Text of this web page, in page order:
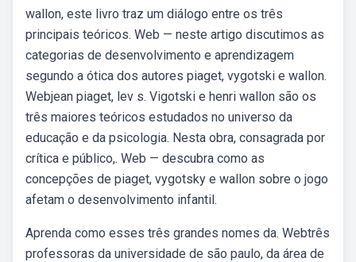
wallon, este livro traz um diálogo entre os três
principais teóricos. Web — neste artigo discutimos as
categorias de desenvolvimento e aprendizagem
segundo a ótica dos autores piaget, vygotski e wallon.
Webjean piaget, lev s. Vigotski e henri wallon são os
três maiores teóricos estudados no universo da
educação e da psicologia. Nesta obra, consagrada por
crítica e público,. Web — descubra como as
concepções de piaget, vygotsky e wallon sobre o jogo
afetam o desenvolvimento infantil.
Aprenda como esses três grandes nomes da. Webtrês
professoras da universidade de são paulo, da área de